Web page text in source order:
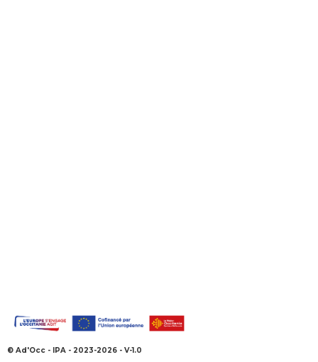
© Ad'Occ - IPA - 2023-2026 - V-1.0